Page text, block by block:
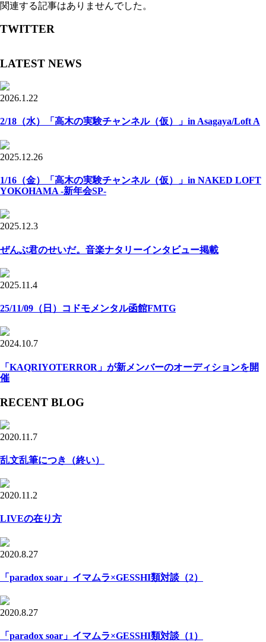
関連する記事はありませんでした。
TWITTER
LATEST NEWS
2026.1.22
2/18（水）「高木の実験チャンネル（仮）」in Asagaya/Loft A
2025.12.26
1/16（金）「高木の実験チャンネル（仮）」in NAKED LOFT
YOKOHAMA -新年会SP-
2025.12.3
ぜんぶ君のせいだ。音楽ナタリーインタビュー掲載
2025.11.4
25/11/09（日）コドモメンタル函館FMTG
2024.10.7
「KAQRIYOTERROR」が新メンバーのオーディションを開
催
RECENT BLOG
2020.11.7
乱文乱筆につき（終い）
2020.11.2
LIVEの在り方
2020.8.27
「paradox soar」イマムラ×GESSHI類対談（2）
2020.8.27
「paradox soar」イマムラ×GESSHI類対談（1）